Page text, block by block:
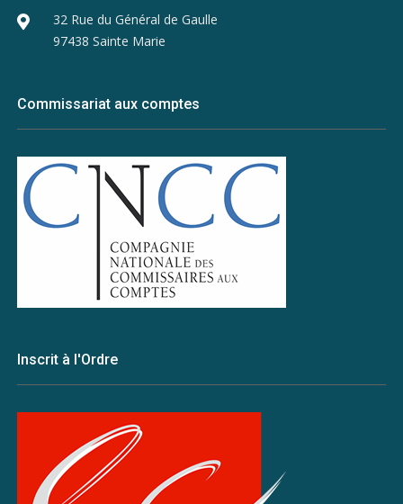
32 Rue du Général de Gaulle
97438 Sainte Marie
Commissariat aux comptes
Inscrit à l'Ordre